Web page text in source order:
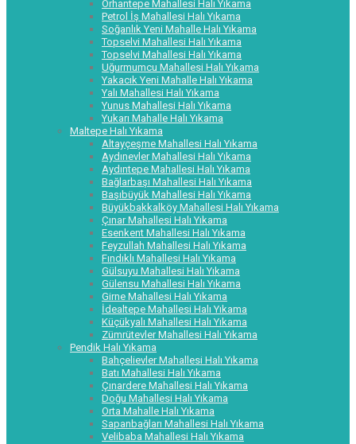
Orhantepe Mahallesi Halı Yıkama
Petrol İş Mahallesi Halı Yıkama
Soğanlık Yeni Mahalle Halı Yıkama
Topselvi Mahallesi Halı Yıkama
Topselvi Mahallesi Halı Yıkama
Uğurmumcu Mahallesi Halı Yıkama
Yakacık Yeni Mahalle Halı Yıkama
Yalı Mahallesi Halı Yıkama
Yunus Mahallesi Halı Yıkama
Yukarı Mahalle Halı Yıkama
Maltepe Halı Yıkama
Altayçeşme Mahallesi Halı Yıkama
Aydınevler Mahallesi Halı Yıkama
Aydıntepe Mahallesi Halı Yıkama
Bağlarbaşı Mahallesi Halı Yıkama
Başıbüyük Mahallesi Halı Yıkama
Büyükbakkalköy Mahallesi Halı Yıkama
Çınar Mahallesi Halı Yıkama
Esenkent Mahallesi Halı Yıkama
Feyzullah Mahallesi Halı Yıkama
Fındıklı Mahallesi Halı Yıkama
Gülsuyu Mahallesi Halı Yıkama
Gülensu Mahallesi Halı Yıkama
Girne Mahallesi Halı Yıkama
İdealtepe Mahallesi Halı Yıkama
Küçükyalı Mahallesi Halı Yıkama
Zümrütevler Mahallesi Halı Yıkama
Pendik Halı Yıkama
Bahçelievler Mahallesi Halı Yıkama
Batı Mahallesi Halı Yıkama
Çınardere Mahallesi Halı Yıkama
Doğu Mahallesi Halı Yıkama
Orta Mahalle Halı Yıkama
Sapanbağları Mahallesi Halı Yıkama
Velibaba Mahallesi Halı Yıkama